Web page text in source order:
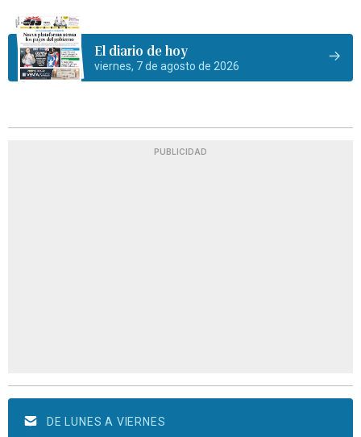
El diario de hoy
viernes, 7 de agosto de 2026
PUBLICIDAD
DE LUNES A VIERNES